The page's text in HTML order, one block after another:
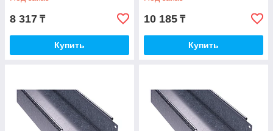
8 317 ₸
Купить
10 185 ₸
Купить